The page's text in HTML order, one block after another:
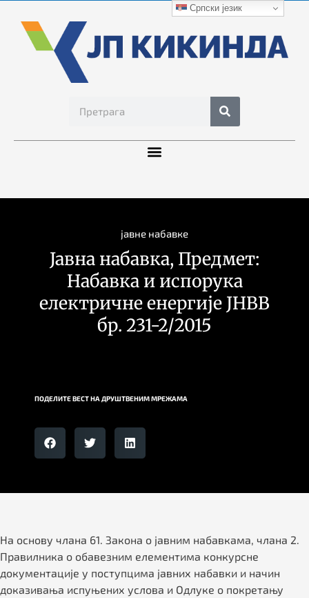
јавне набавке
Јавна набавка, Предмет:
Набавка и испорука
електричне енергије ЈНВВ
бр. 231-2/2015
ПОДЕЛИТЕ ВЕСТ НА ДРУШТВЕНИМ МРЕЖАМА
На основу члана 61. Закона о јавним набавкама, члана 2.
Правилникa о обавезним елементима конкурсне
документације у поступцима јавних набавки и начин
доказивања испуњених услова и Одлуке о покретању
Српски језик